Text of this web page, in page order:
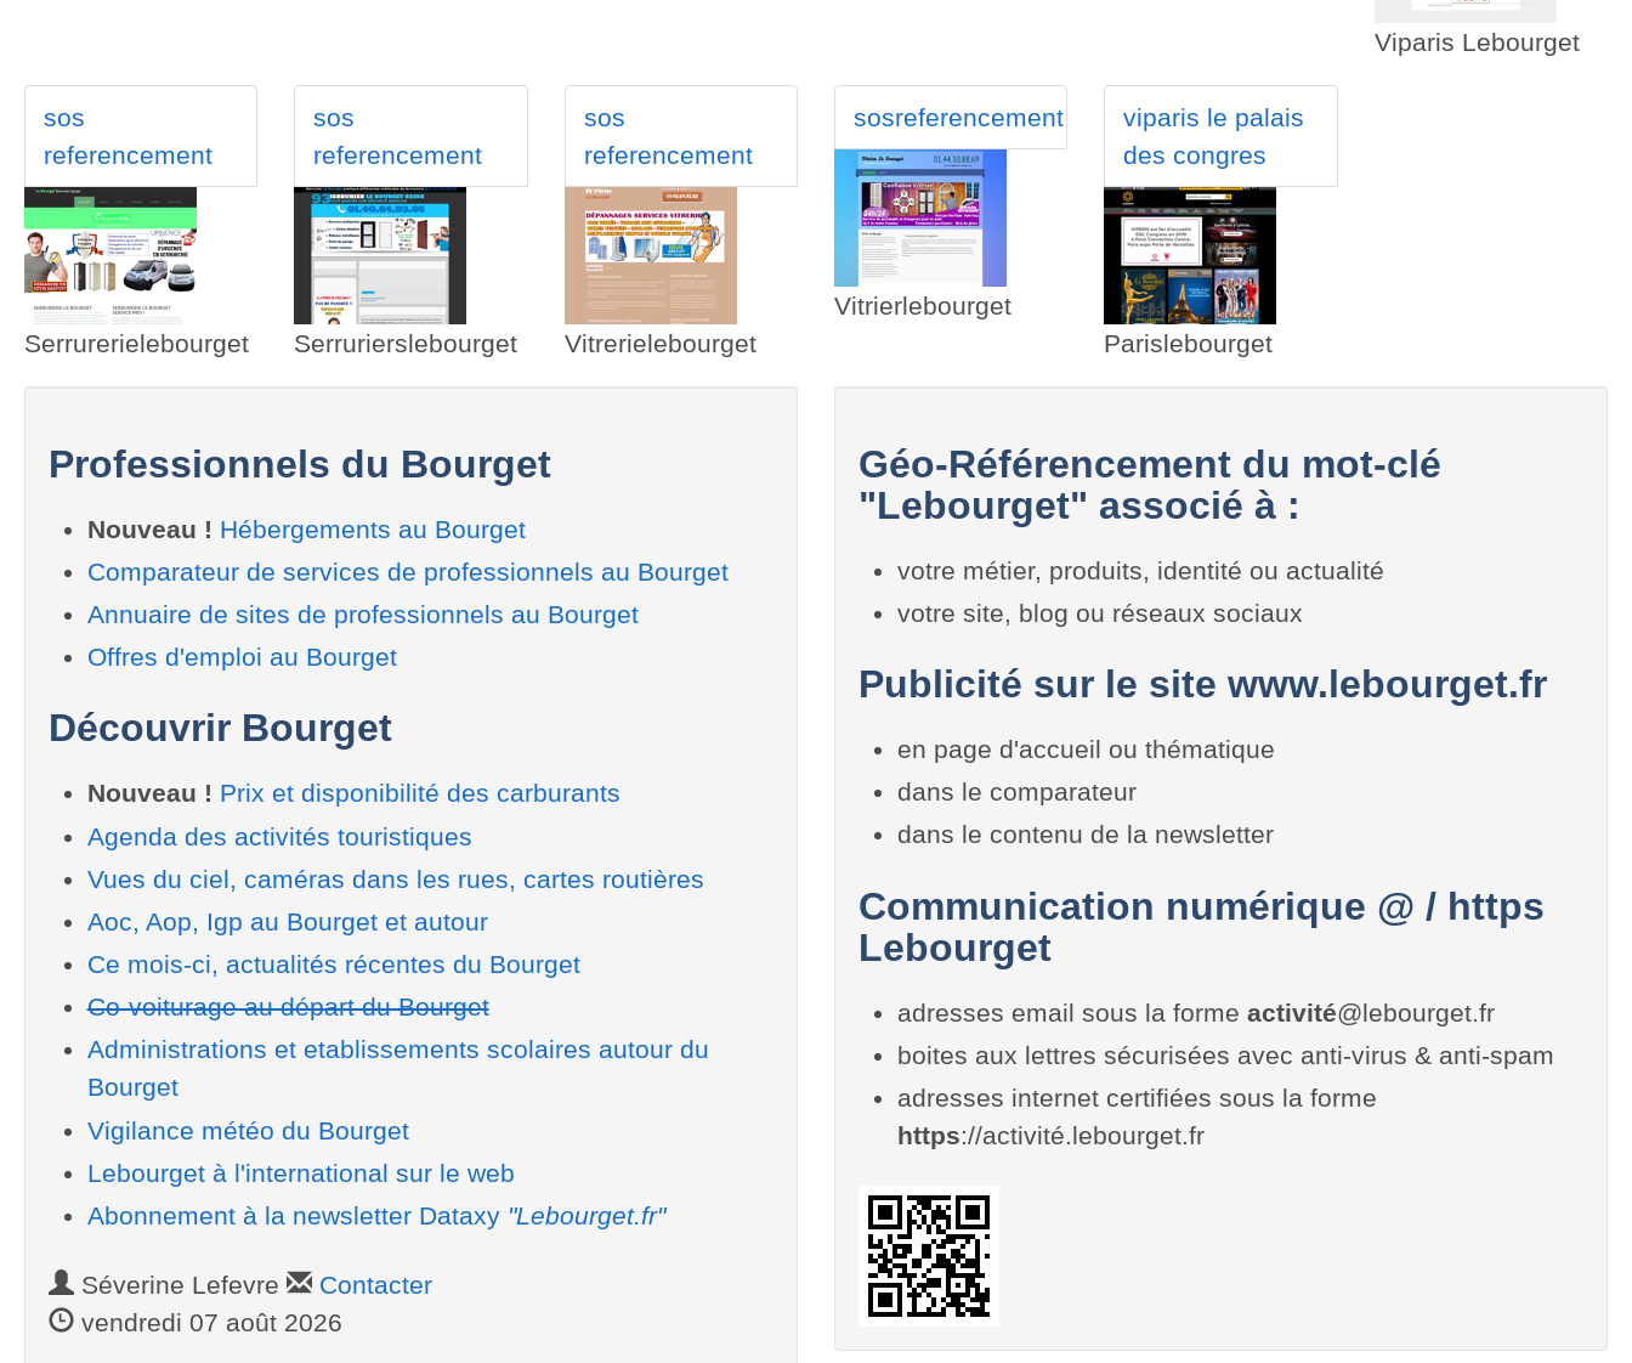
Viparis Lebourget
sos
referencement
Serrurerielebourget
sos
referencement
Serrurierslebourget
sos
referencement
Vitrerielebourget
sosreferencement
Vitrierlebourget
viparis le palais
des congres
Parislebourget
Professionnels du Bourget
Nouveau ! Hébergements au Bourget
Comparateur de services de professionnels au Bourget
Annuaire de sites de professionnels au Bourget
Offres d'emploi au Bourget
Découvrir Bourget
Nouveau ! Prix et disponibilité des carburants
Agenda des activités touristiques
Vues du ciel, caméras dans les rues, cartes routières
Aoc, Aop, Igp au Bourget et autour
Ce mois-ci, actualités récentes du Bourget
Co-voiturage au départ du Bourget
Administrations et etablissements scolaires autour du
Bourget
Vigilance météo du Bourget
Lebourget à l'international sur le web
Abonnement à la newsletter Dataxy "Lebourget.fr"
Séverine Lefevre
Contacter
vendredi 07 août 2026
Géo-Référencement du mot-clé
"Lebourget" associé à :
votre métier, produits, identité ou actualité
votre site, blog ou réseaux sociaux
Publicité sur le site www.lebourget.fr
en page d'accueil ou thématique
dans le comparateur
dans le contenu de la newsletter
Communication numérique @ / https
Lebourget
adresses email sous la forme activité@lebourget.fr
boites aux lettres sécurisées avec anti-virus & anti-spam
adresses internet certifiées sous la forme
https://activité.lebourget.fr